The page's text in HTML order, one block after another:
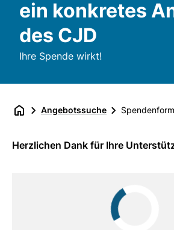
ein konkretes
des CJD
Ihre Spende wirkt!
Angebotssuche
Herzlichen Dank für Ihre